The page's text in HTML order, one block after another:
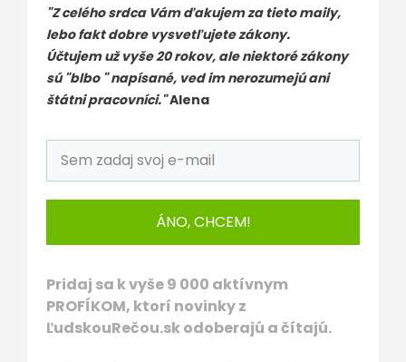
"Z celého srdca Vám ďakujem za tieto maily,
lebo fakt dobre vysvetľujete zákony.
Účtujem už vyše 20 rokov, ale niektoré zákony
sú "blbo " napísané, ved im nerozumejú ani
štátni pracovníci."Alena
ÁNO, CHCEM!
Pridaj sa k vyše 9 000 aktívnym
PROFÍKOM, ktorí novinky z
ĽudskouRečou.sk odoberajú a čítajú.